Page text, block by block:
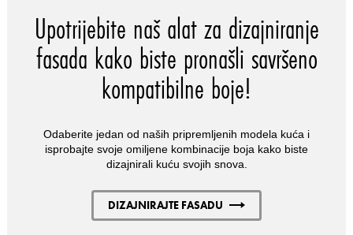
Upotrijebite naš alat za dizajniranje
fasada kako biste pronašli savršeno
kompatibilne boje!
Odaberite jedan od naših pripremljenih modela kuća i
isprobajte svoje omiljene kombinacije boja kako biste
dizajnirali kuću svojih snova.
DIZAJNIRAJTE FASADU